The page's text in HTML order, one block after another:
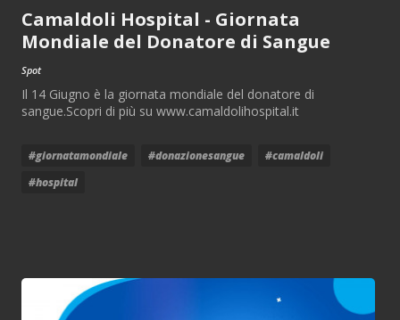
Camaldoli Hospital - Giornata
Mondiale del Donatore di Sangue
Spot
Il 14 Giugno è la giornata mondiale del donatore di
sangue.Scopri di più su www.camaldolihospital.it
#giornatamondiale #donazionesangue
#camaldoli
#hospital